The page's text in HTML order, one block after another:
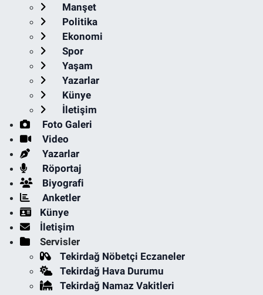
Manşet
Politika
Ekonomi
Spor
Yaşam
Yazarlar
Künye
İletişim
Foto Galeri
Video
Yazarlar
Röportaj
Biyografi
Anketler
Künye
İletişim
Servisler
Tekirdağ Nöbetçi Eczaneler
Tekirdağ Hava Durumu
Tekirdağ Namaz Vakitleri